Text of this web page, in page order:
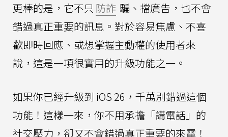
更棒的是，它不只 防詐 騙、擋廣告，也不會
錯過真正重要的訊息。對於容易焦慮、不喜
歡即時回應、或想掌握主動權的使用者來
說，這是一項很實用的升級功能之一。
如果你已經升級到 iOS 26，千萬別錯過這個
功能！這樣一來，你不用承擔「講電話」的
社交壓力，卻又不會錯過真正重要的來電！